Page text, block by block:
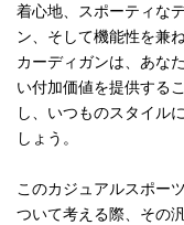
着心地、スポーティな
ン、そして機能性を兼
カーディガンは、あな
い付加価値を提供する
し、いつものスタイル
しょう。
このカジュアルスポー
ついて考える際、その